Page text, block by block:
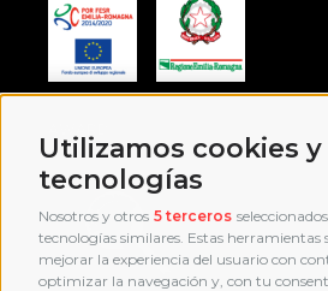
Utilizamos cookies
tecnologías
Nosotros y otros 5 terceros
tecnologías similares. Estas herramientas
mejorar la experiencia del usuario con
optimizar la navegación y, con tu